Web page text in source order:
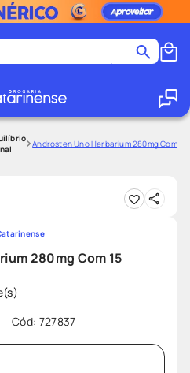
Androsten Uno Herbarium 280mg Com 15
280mg Com 15
Cód: 727837